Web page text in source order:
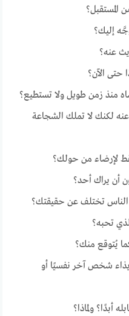
إليك؟
عنه؟
حتى الآن؟
منذ زمن طويل ولا تستطيع؟
عنه لكنك لا تملك الشجاعة
لإرضاء من حولك؟
أن يراك أحد؟
تختلف عن حقيقتك؟
تحبه؟
يُتوقع منك؟
شخص آخر نفسيًا أو
ولماذا؟